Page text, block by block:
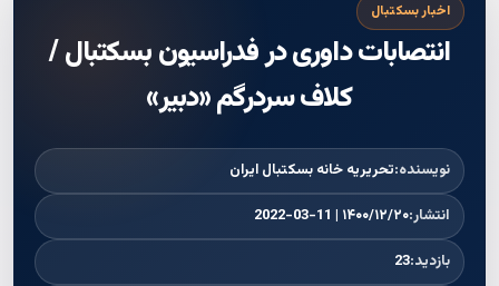
اخبار بسکتبال
انتصابات داوری در فدراسیون بسکتبال /
کلاف سردرگم «دبیر»
نویسنده:تحریریه خانه بسکتبال ایران
انتشار:۱۴۰۰/۱۲/۲۰ | 2022-03-11
بازدید:23